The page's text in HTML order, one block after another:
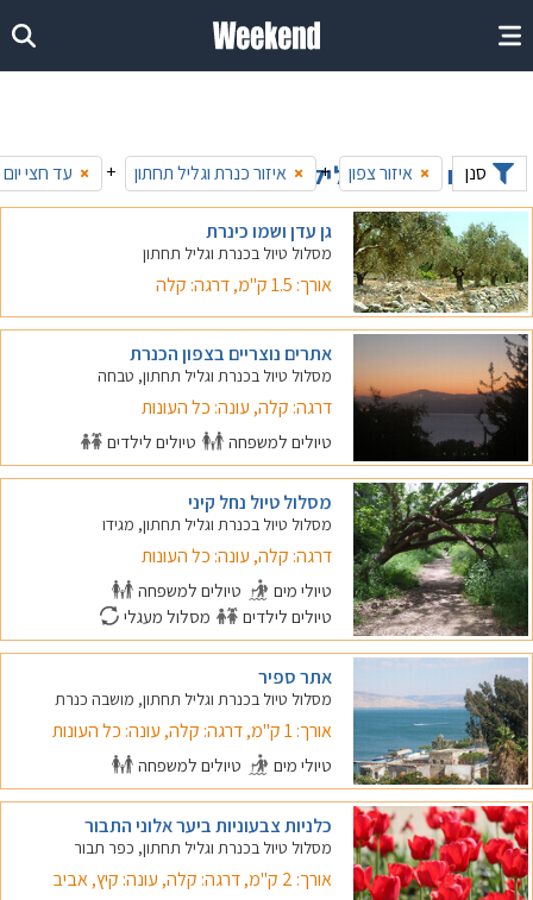
טיולים בכנרת וגליל תחתון - חצי יומי
סנן × איזור צפון +
× איזור כנרת וגליל תחתון +
× עד חצי יום
גן עדן ושמו כינרת
מסלול טיול בכנרת וגליל תחתון
אורך: 1.5 ק"מ, דרגה: קלה
אתרים נוצריים בצפון הכנרת
מסלול טיול בכנרת וגליל תחתון, טבחה
דרגה: קלה, עונה: כל העונות
טיולים למשפחה טיולים לילדים
מסלול טיול נחל קיני
מסלול טיול בכנרת וגליל תחתון, מגידו
דרגה: קלה, עונה: כל העונות
טיולי מים
טיולים למשפחה
טיולים לילדים
מסלול מעגלי
אתר ספיר
מסלול טיול בכנרת וגליל תחתון, מושבה כנרת
אורך: 1 ק"מ, דרגה: קלה, עונה: כל העונות
טיולי מים טיולים למשפחה
כלניות צבעוניות ביער אלוני התבור
מסלול טיול בכנרת וגליל תחתון, כפר תבור
אורך: 2 ק"מ, דרגה: קלה, עונה: קיץ, אביב